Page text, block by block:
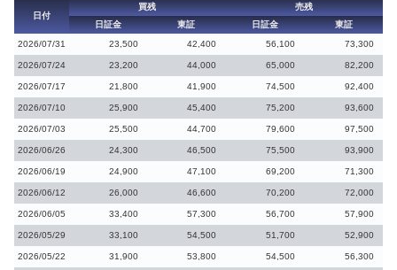
日付
買残
売残
日証金
東証 日証金
東証
2026/07/31
23,500 42,400 56,100 73,300
2026/07/24 23,200 44,000 65,000 82,200
2026/07/17 21,800 41,900 74,500 92,400
2026/07/10 25,900 45,400 75,200 93,600
2026/07/03 25,500 44,700 79,600 97,500
2026/06/26 24,300 46,500 75,500 93,900
2026/06/19 24,900 47,100 69,200 71,300
2026/06/12 26,000 46,600 70,200 72,000
2026/06/05 33,400 57,300 56,700 57,900
2026/05/29 33,100 54,500 51,700 52,900
2026/05/22 31,900 53,800 54,500 56,300